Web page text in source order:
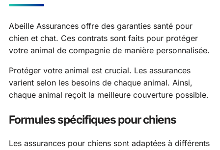
Abeille Assurances offre des garanties santé pour
chien et chat. Ces contrats sont faits pour protéger
votre animal de compagnie de manière personnalisée.
Protéger votre animal est crucial. Les assurances
varient selon les besoins de chaque animal. Ainsi,
chaque animal reçoit la meilleure couverture possible.
Formules spécifiques pour chiens
Les assurances pour chiens sont adaptées à différents